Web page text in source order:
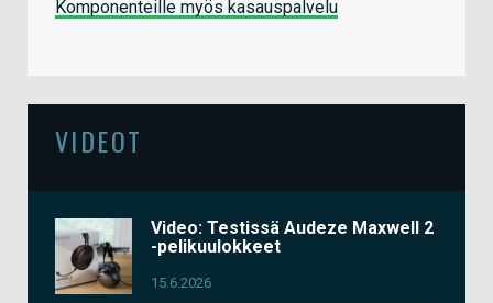
Komponenteille myös kasauspalvelu
VIDEOT
Video: Testissä Audeze Maxwell 2
-pelikuulokkeet
15.6.2026